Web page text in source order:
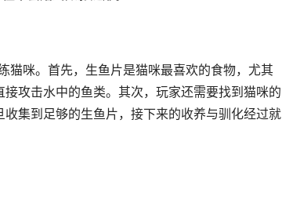
猫咪。首先，生鱼片是猫咪最喜欢的食物，尤其
攻击水中的鱼类。其次，玩家还需要找到猫咪的
集到足够的生鱼片，接下来的收养与驯化经过就